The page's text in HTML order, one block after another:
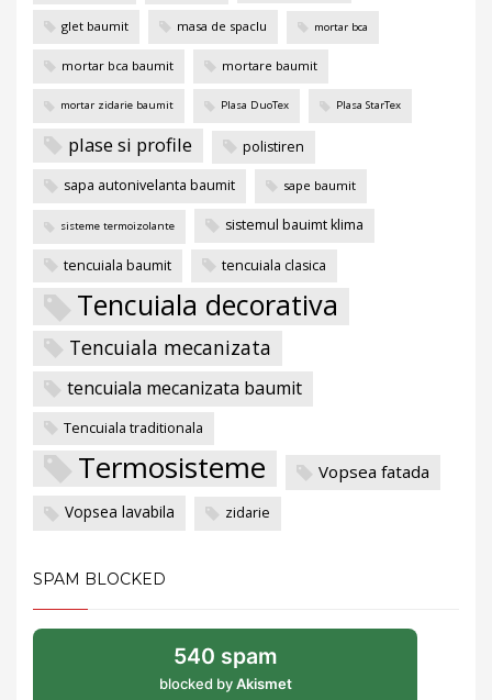
glet baumit masa de spaclu mortar bca
mortar bca baumit mortare baumit
mortar zidarie baumit Plasa DuoTex Plasa StarTex
plase si profile polistiren
sapa autonivelanta baumit sape baumit
sisteme termoizolante sistemul bauimt klima
tencuiala baumit tencuiala clasica
Tencuiala decorativa
Tencuiala mecanizata
tencuiala mecanizata baumit
Tencuiala traditionala
Termosisteme Vopsea fatada
Vopsea lavabila zidarie
SPAM BLOCKED
540 spam
blocked byAkismet